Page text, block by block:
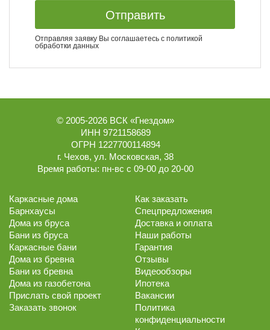
Отправить
Отправляя заявку Вы соглашаетесь с политикой
обработки данных
© 2005-2026 ВСК «Гнездом»
ИНН 9721158689
ОГРН 1227700114894
г. Чехов, ул. Московская, 38
Время работы: пн-вс с 09-00 до 20-00
Каркасные дома
Барнхаусы
Дома из бруса
Бани из бруса
Каркасные бани
Дома из бревна
Бани из бревна
Дома из газобетона
Прислать свой проект
Заказать звонок
Как заказать
Спецпредложения
Доставка и оплата
Наши работы
Гарантия
Отзывы
Видеообзоры
Ипотека
Вакансии
Политика
конфиденциальности